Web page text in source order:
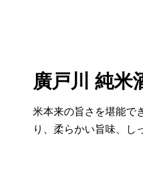
廣戸川 純米
米本来の旨さを堪能で
り、柔らかい旨味、し